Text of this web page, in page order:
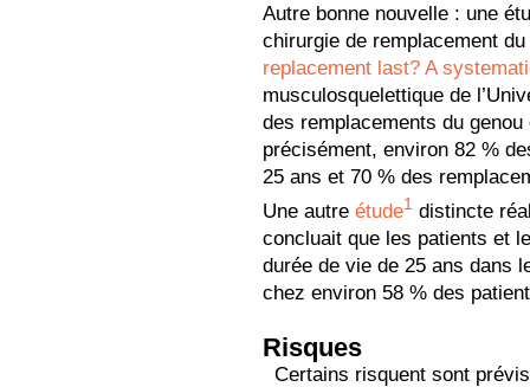
Autre bonne nouvelle : une
chirurgie de remplacement du
replacement last? A
musculosquelettique de
des remplacements du
précisément, environ 82 %
25 ans et 70 % des
Une autre étude1 distincte
concluait que les patients et
durée de vie de 25 ans dans
chez environ 58 % des
Risques
Certains risquent sont